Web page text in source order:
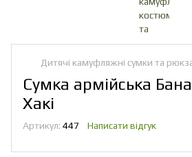
Дитячі камуфляжні сумки та
Сумка армійська
Хакі
Артикул: 447 Написати відгук